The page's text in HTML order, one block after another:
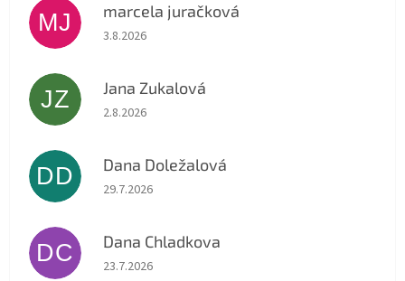
MJ marcela juračková
Hodnocení obchodu je 5 z 5 hvězdiček.
3.8.2026
JZ Jana Zukalová
Hodnocení obchodu je 5 z 5 hvězdiček.
2.8.2026
DD Dana Doležalová
Hodnocení obchodu je 5 z 5 hvězdiček.
29.7.2026
DC Dana Chladkova
Hodnocení obchodu je 5 z 5 hvězdiček.
23.7.2026